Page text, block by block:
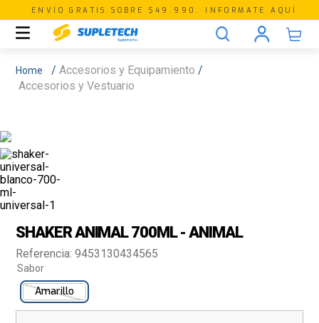
ENVÍO GRATIS SOBRE $49.990. INFORMATE AQUÍ
Accesorios y Equipamiento
Accesorios y Vestuario
SHAKER ANIMAL 700ML - ANIMAL
Referencia:9453130434565
Sabor
Amarillo